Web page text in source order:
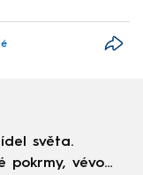
světa.
pokrmy, vévodí